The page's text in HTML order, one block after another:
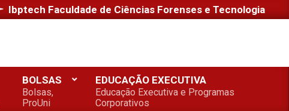
Ibptech Faculdade de Ciências Forenses e Tecnologia
BOLSAS
Bolsas,
ProUni
EDUCAÇÃO EXECUTIVA
Educação Executiva e Programas
Corporativos
A Faculdade Ibptech: o
Ponto de Encontro dos